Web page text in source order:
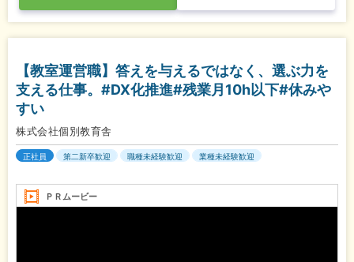
【教室運営職】答えを与えるではなく、選ぶ力を
支える仕事。#DX化推進#残業月10h以下#休みや
すい
株式会社個別教育舎
正社員 第二新卒歓迎 職種未経験歓迎 業種未経験歓迎
ＰＲムービー